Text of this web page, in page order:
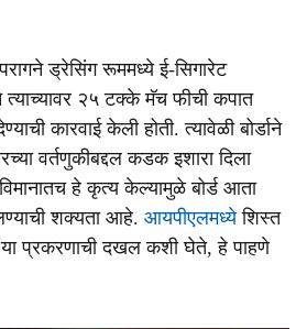
परागने ड्रेसिंग रूममध्ये ई-सिगारेट
२५ टक्के मॅच फीची कपात
कारवाई केली होती. त्यावेळी बोर्डाने
वर्तणुकीबद्दल कडक इशारा दिला
हे कृत्य केल्यामुळे बोर्ड आता
शक्यता आहे. आयपीएलमध्येशिस्त
या प्रकरणाची दखल कशी घेते, हे पाहणे